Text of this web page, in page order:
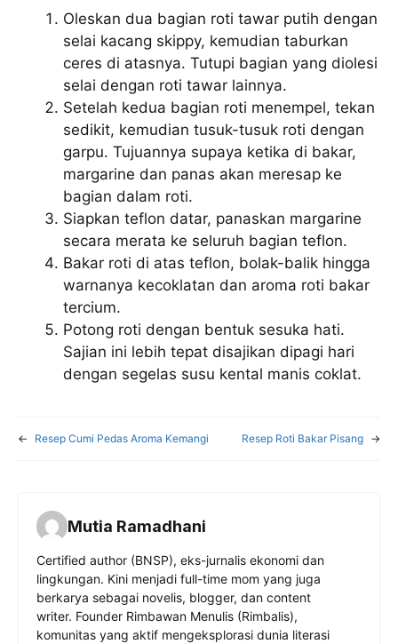
Oleskan dua bagian roti tawar putih dengan
selai kacang skippy, kemudian taburkan
ceres di atasnya. Tutupi bagian yang diolesi
selai dengan roti tawar lainnya.
Setelah kedua bagian roti menempel, tekan
sedikit, kemudian tusuk-tusuk roti dengan
garpu. Tujuannya supaya ketika di bakar,
margarine dan panas akan meresap ke
bagian dalam roti.
Siapkan teflon datar, panaskan margarine
secara merata ke seluruh bagian teflon.
Bakar roti di atas teflon, bolak-balik hingga
warnanya kecoklatan dan aroma roti bakar
tercium.
Potong roti dengan bentuk sesuka hati.
Sajian ini lebih tepat disajikan dipagi hari
dengan segelas susu kental manis coklat.
← Resep Cumi Pedas Aroma Kemangi Resep Roti Bakar Pisang →
Mutia Ramadhani
Certified author (BNSP), eks-jurnalis ekonomi dan
lingkungan. Kini menjadi full-time mom yang juga
berkarya sebagai novelis, blogger, dan content
writer. Founder Rimbawan Menulis (Rimbalis),
komunitas yang aktif mengeksplorasi dunia literasi